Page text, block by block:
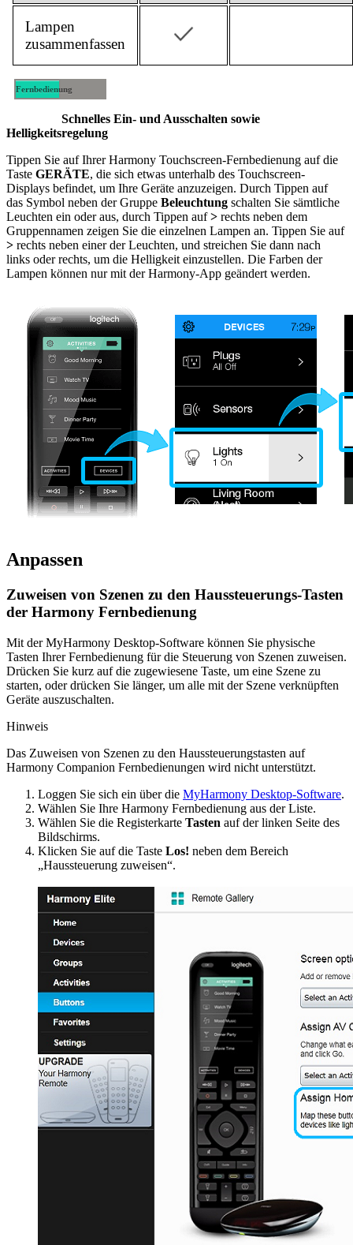
Lampen
zusammenfassen
Fernbedienung
Schnelles Ein- und Ausschalten sowie
Helligkeitsregelung
Tippen Sie auf Ihrer Harmony Touchscreen-Fernbedienung auf die
Taste GERÄTE, die sich etwas unterhalb des Touchscreen-
Displays befindet, um Ihre Geräte anzuzeigen. Durch Tippen auf
das Symbol neben der Gruppe Beleuchtung schalten Sie sämtliche
Leuchten ein oder aus, durch Tippen auf> rechts neben dem
Gruppennamen zeigen Sie die einzelnen Lampen an. Tippen Sie auf
> rechts neben einer der Leuchten, und streichen Sie dann nach
links oder rechts, um die Helligkeit einzustellen. Die Farben der
Lampen können nur mit der Harmony-App geändert werden.
Anpassen
Zuweisen von Szenen zu den Haussteuerungs-Tasten
der Harmony Fernbedienung
Mit der MyHarmony Desktop-Software können Sie physische
Tasten Ihrer Fernbedienung für die Steuerung von Szenen zuweisen.
Drücken Sie kurz auf die zugewiesene Taste, um eine Szene zu
starten, oder drücken Sie länger, um alle mit der Szene verknüpften
Geräte auszuschalten.
Hinweis
Das Zuweisen von Szenen zu den Haussteuerungstasten auf
Harmony Companion Fernbedienungen wird nicht unterstützt.
Loggen Sie sich ein über die MyHarmony Desktop-Software.
Wählen Sie Ihre Harmony Fernbedienung aus der Liste.
Wählen Sie die Registerkarte Tasten auf der linken Seite des
Bildschirms.
Klicken Sie auf die Taste Los! neben dem Bereich
„Haussteuerung zuweisen“.